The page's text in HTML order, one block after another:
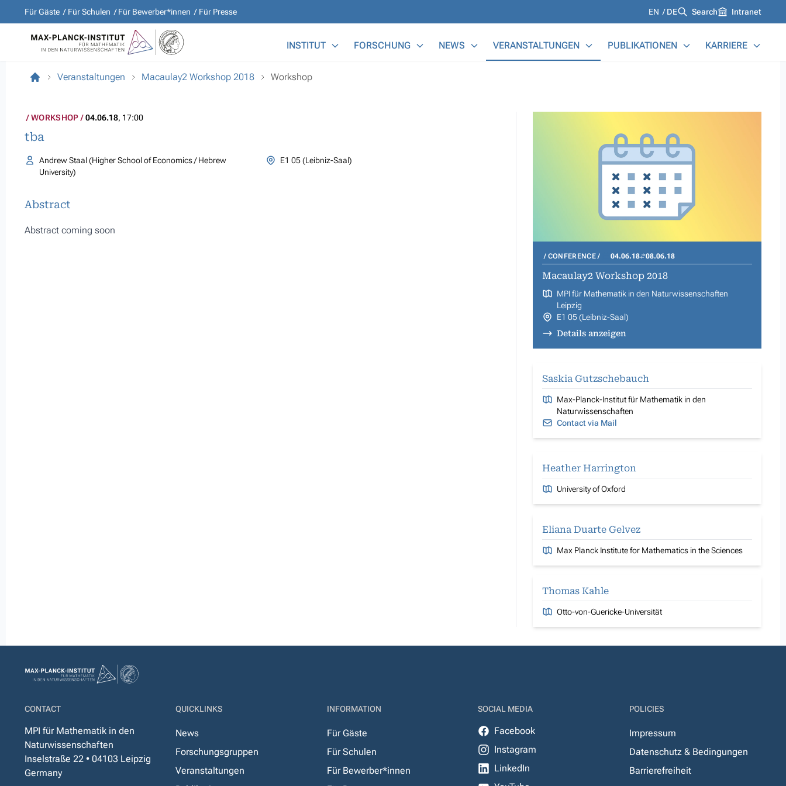
Für Gäste Für Schulen Für Bewerber*innen Für Presse Languages
EN DE Search Intranet
INSTITUT FORSCHUNG NEWS VERANSTALTUNGEN PUBLIKATIONEN KARRIERE
Veranstaltungen Macaulay2 Workshop 2018 Workshop
WORKSHOP 04.06.18, 17:00
tba
Andrew Staal (Higher School of Economics / Hebrew
University)
E1 05 (Leibniz-Saal)
Abstract
Abstract coming soon
CONFERENCE 04.06.18 08.06.18
Macaulay2 Workshop 2018
MPI für Mathematik in den Naturwissenschaften
Leipzig
E1 05 (Leibniz-Saal)
Details anzeigen
Saskia Gutzschebauch
Max-Planck-Institut für Mathematik in den
Naturwissenschaften
Contact via Mail
Heather Harrington
University of Oxford
Eliana Duarte Gelvez
Max Planck Institute for Mathematics in the Sciences
Thomas Kahle
Otto-von-Guericke-Universität
CONTACT
MPI für Mathematik in den
Naturwissenschaften
Inselstraße 22 • 04103 Leipzig
Germany
QUICKLINKS
News
Forschungsgruppen
Veranstaltungen
INFORMATION
Für Gäste
Für Schulen
Für Bewerber*innen
SOCIAL MEDIA
Facebook
Instagram
LinkedIn
POLICIES
Impressum
Datenschutz & Bedingungen
Barrierefreiheit